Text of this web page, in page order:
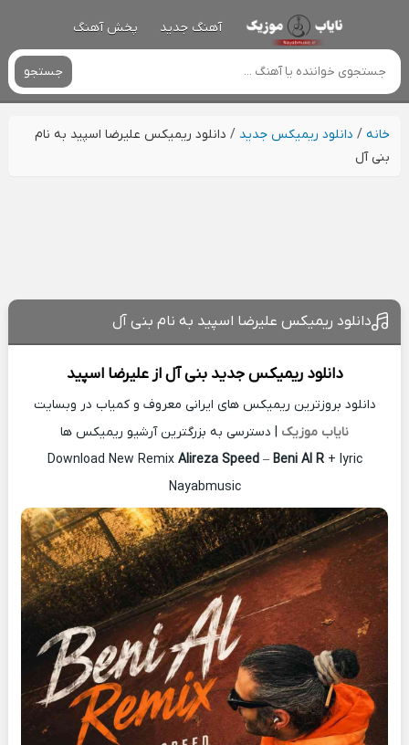
آهنگ جدید پخش آهنگ
جستجو
خانه/ دانلود ریمیکس جدید / دانلود ریمیکس علیرضا اسپید به نام
بنی آل
دانلود ریمیکس علیرضا اسپید به نام بنی آل
دانلود ریمیکس جدید بنی آل ازعلیرضا اسپید
دانلود بروزترین ریمیکس های ایرانی معروف و کمیاب در وبسایت
نایاب موزیک | دسترسی به بزرگترین آرشیو ریمیکس ها
Download New Remix Alireza Speed– Beni Al R+ lyric
Nayabmusic